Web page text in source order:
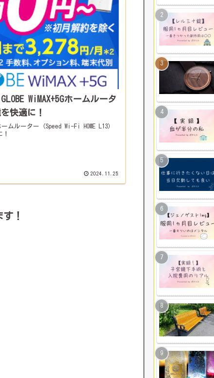
WiMAX+5Gホームルータ
快適に！
ームルーター（Speed Wi-Fi HOME L13）
2024.11.25
！